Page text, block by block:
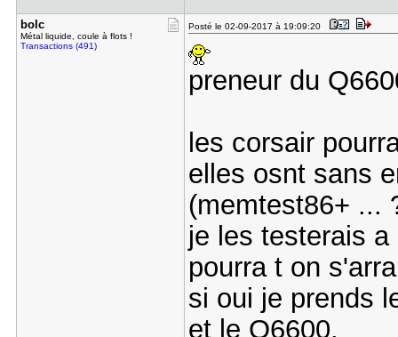
bolc
Métal liquide, coule à flots !
Transactions (491)
Posté le 02-09-2017 à 19:09:20
preneur du
les corsair
elles osnt sans
(memtest86+ ...
je les testerais
pourra t on
si oui je prends
et le Q6600.